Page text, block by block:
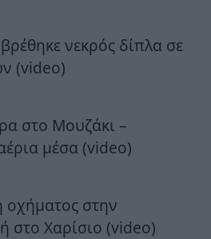
νεκρός δίπλα σε
(video)
στο Μουζάκι –
μέσα (video)
στην
στο Χαρίσιο (video)